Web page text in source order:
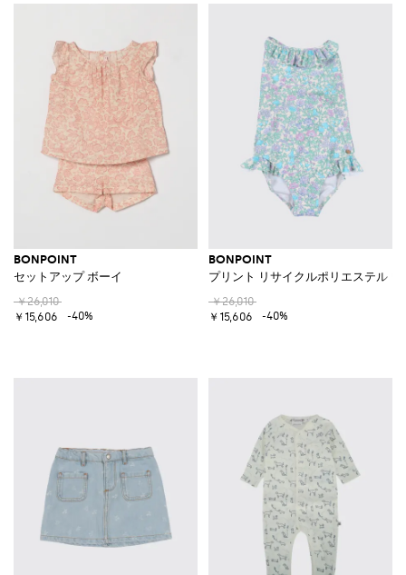
BONPOINT
セットアップ ボーイ
￥26,010
￥15,606
-40%
BONPOINT
プリント リサイクルポリエステル
￥26,010
￥15,606
-40%